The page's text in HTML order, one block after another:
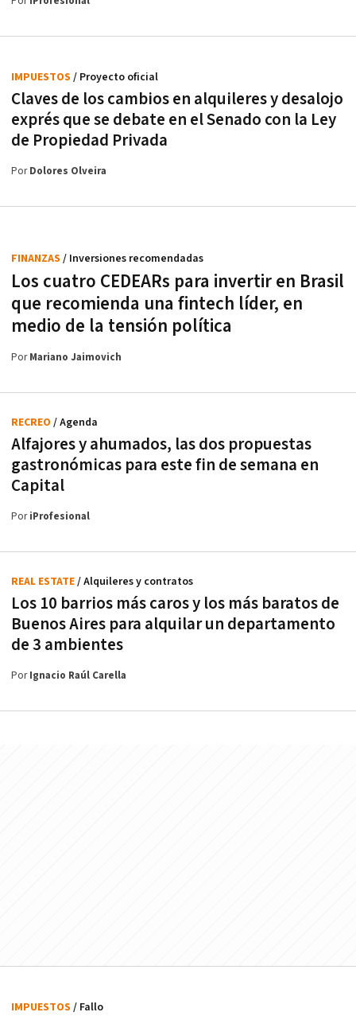
Claves de los cambios en alquileres y desalojo
exprés que se debate en el Senado con la Ley
de Propiedad Privada
IMPUESTOS / Proyecto oficial
PorDolores Olveira
Los cuatro CEDEARs para invertir en Brasil
que recomienda una fintech líder, en
medio de la tensión política
FINANZAS / Inversiones recomendadas
PorMariano Jaimovich
Alfajores y ahumados, las dos propuestas
gastronómicas para este fin de semana en
Capital
RECREO / Agenda
PoriProfesional
Los 10 barrios más caros y los más baratos de
Buenos Aires para alquilar un departamento
de 3 ambientes
REAL ESTATE/ Alquileres y contratos
PorIgnacio Raúl Carella
IMPUESTOS / Fallo